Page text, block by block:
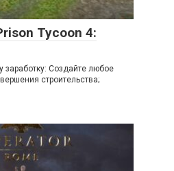
Tycoon 4:
заработку: Создайте любое
строительства;